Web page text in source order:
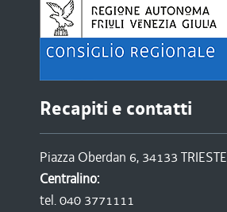
Recapiti e contatti
Piazza Oberdan 6, 34133 TRIESTE
Centralino:
tel. 040 3771111